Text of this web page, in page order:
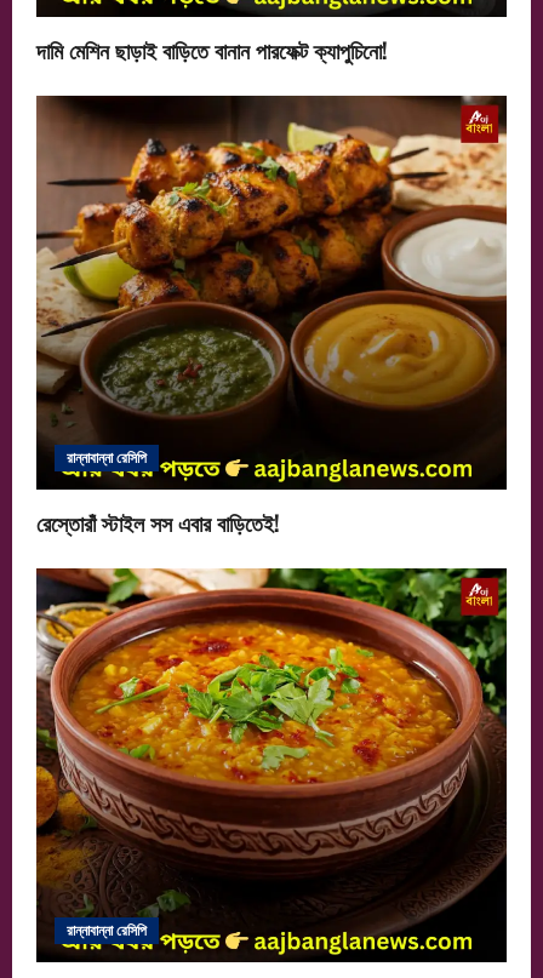
দামি মেশিন ছাড়াই বাড়িতে বানান পারফেক্ট ক্যাপুচিনো!
রান্নাবান্না রেসিপি
রেস্তোরাঁ স্টাইল সস এবার বাড়িতেই!
রান্নাবান্না রেসিপি